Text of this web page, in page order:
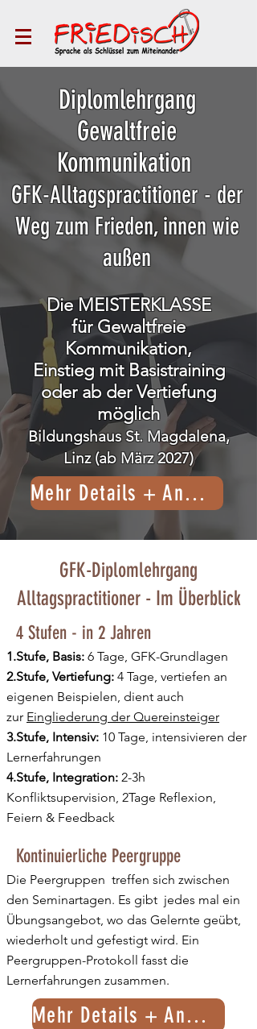
Diplomlehrgang
Gewaltfreie
Kommunikation
GFK-Alltagspractitioner- der
Weg zum Frieden, innen wie
außen
Die MEISTERKLASSE
fürGewaltfreie
Kommunikation,
Einstieg mit Basistraining
oder ab der Vertiefung
möglich
Bildungshaus St. Magdalena,
Linz (ab März 2027)
Mehr Details + Anmeldung
GFK-Diplomlehrgang
Alltagspractitioner - Im Überblick
4 Stufen - in 2 Jahren
1.Stufe, Basis: 6 Tage, GFK-Grundlagen
2.Stufe, Vertiefung: 4 Tage, vertiefen an
eigenen Beispielen, dient auch
zur Eingliederung der Quereinsteiger
3.Stufe, Intensiv: 10 Tage, intensivieren der
Lernerfahrungen
4.Stufe, Integration: 2-3h
Konfliktsupervision, 2Tage Reflexion,
Feiern & Feedback
Kontinuierliche Peergruppe
Die Peergruppen treffen sich zwischen
den Seminartagen. Es gibt jedes mal ein
Übungsangebot, wo das Gelernte geübt,
wiederholt und gefestigt wird. Ein
Peergruppen-Protokoll fasst die
Lernerfahrungen zusammen.
Mehr Details + Anmeldung